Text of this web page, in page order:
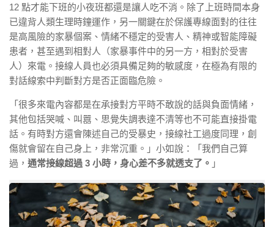
12 點才能下班的小夜班都還是讓人吃不消。除了上班時間本身
已違背人類生理時鐘運作，另一關鍵在於保護專線面對的往往
是高風險的家暴個案、情緒不穩定的受害人、精神或智能障礙
患者，甚至遇到相對人（家暴事件中的另一方，相對於受害
人）來電。接線人員也必須具備足夠的敏感度，在極為有限的
對話線索中判斷對方是否正面臨危險。
「很多來電內容都是在承接對方平時不敢說的話與負面情緒，
其他包括哭喊、叫囂、思覺失調表達不清等也不可能直接掛電
話。有時對方還會陳述自己的受暴史，接線社工過度同理，創
傷就會留在自己身上，非常沉重。」小如說：「我們自己算
過， 通常接線超過 3 小時，身心差不多就透支了。 」